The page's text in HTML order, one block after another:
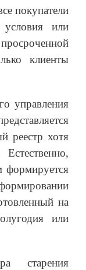
покупатели
или
клиенты
управления
реестр хотя
формируется
на
или
старения